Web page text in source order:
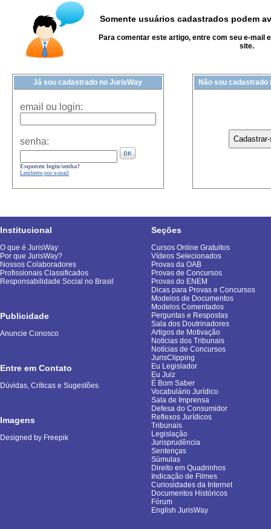
Somente usuários cadastrados podem
Para comentar este artigo, entre com seu e-mail
site.
Já sou cadastrado no JurisWay
email ou login:
senha:
Esqueceu login/senha?
Lembrete por e-mail
Não sou cadastrado
Institucional
O que é JurisWay
Por que JurisWay?
Nossos Colaboradores
Profissionais Classificados
Responsabilidade Social no Brasil
Publicidade
Anuncie Conosco
Entre em Contato
Dúvidas, Críticas e Sugestões
Imagens
Designed by Freepik
Seções
Cursos Online Gratuitos
Vídeos Selecionados
Provas da OAB
Provas de Concursos
Provas do ENEM
Dicas para Provas e Concursos
Modelos de Documentos
Modelos Comentados
Perguntas e Respostas
Sala dos Doutrinadores
Artigos de Motivação
Notícias dos Tribunais
Notícias de Concursos
JurisClipping
Eu Legislador
Eu Juiz
É Bom Saber
Vocabulário Jurídico
Sala de Imprensa
Defesa do Consumidor
Reflexos Jurídicos
Tribunais
Legislação
Jurisprudência
Sentenças
Súmulas
Direito em Quadrinhos
Indicação de Filmes
Curiosidades da Internet
Documentos Históricos
Fórum
English JurisWay